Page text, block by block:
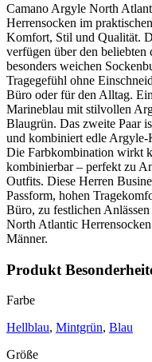
Camano Argyle North
Herrensocken im
Komfort, Stil und Qualität.
verfügen über den
besonders weichen
Tragegefühl ohne
Büro oder für den Alltag.
Marineblau mit stilvollen
Blaugrün. Das zweite Paar
und kombiniert edle
Die Farbkombination wirkt
kombinierbar – perfekt zu
Outfits. Diese Herren
Passform, hohen
Büro, zu festlichen
North Atlantic
Männer.
Produkt
Farbe
Hellblau, Mintgrün, Blau
Größe